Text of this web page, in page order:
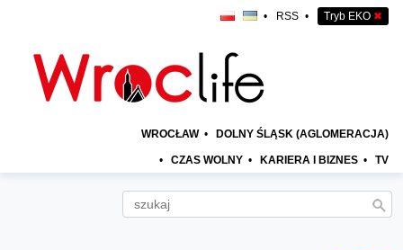
• RSS • Tryb EKO ✖
WROCŁAW • DOLNY ŚLĄSK (AGLOMERACJA)
• CZAS WOLNY • KARIERA I BIZNES • TV